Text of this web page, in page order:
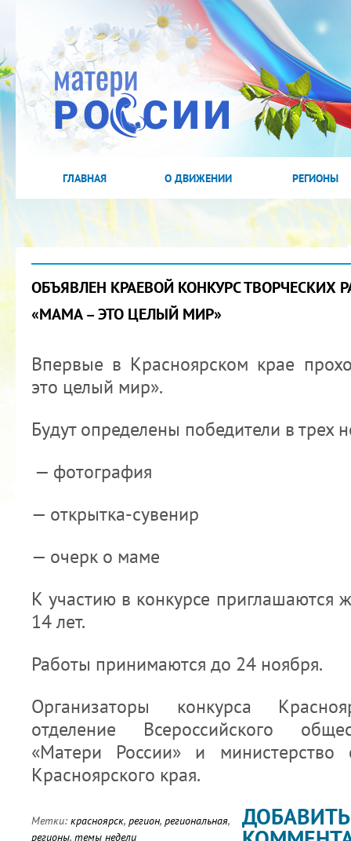
ГЛАВНАЯ О ДВИЖЕНИИ РЕГИОНЫ
ОБЪЯВЛЕН КРАЕВОЙ КОНКУРС ТВОРЧЕСКИХ
«МАМА – ЭТО ЦЕЛЫЙ МИР»
Впервые в Красноярском крае
это целый мир».
Будут определены победители в трех
— фотография
— открытка-сувенир
— очерк о маме
К участию в конкурсе приглашаются
14 лет.
Работы принимаются до 24 ноября.
Организаторы конкурса
отделение Всероссийского
«Матери России» и министерство
Красноярского края.
Метки: красноярск, регион, региональная,
регионы, темы недели
ДОБАВИТЬ
2022 ГОД ПРОВОЗГЛАШЕН ГОДОМ
19.12.2021